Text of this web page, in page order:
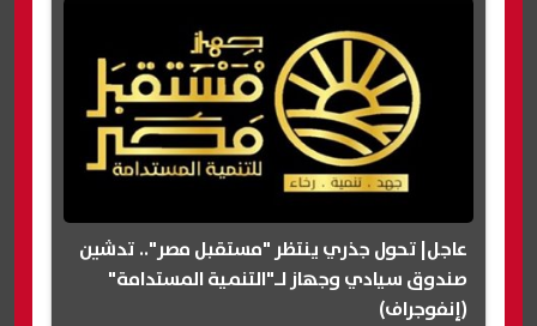
عاجل| تحول جذري ينتظر "مستقبل مصر".. تدشين
صندوق سيادي وجهاز لـ"التنمية المستدامة"
(إنفوجراف)